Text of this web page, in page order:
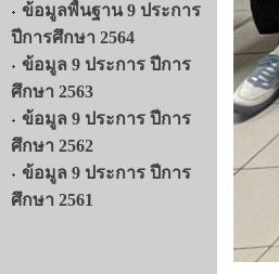
ข้อมูลพื้นฐาน 9 ประการ
ปีการศึกษา 2564
ข้อมูล 9 ประการ ปีการ
ศึกษา 2563
ข้อมูล 9 ประการ ปีการ
ศึกษา 2562
ข้อมูล 9 ประการ ปีการ
ศึกษา 2561